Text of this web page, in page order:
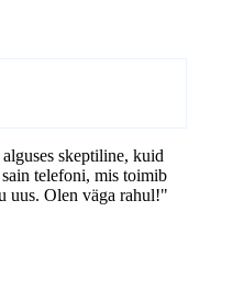
skeptiline, kuid
telefoni, mis toimib
uus. Olen väga rahul!"